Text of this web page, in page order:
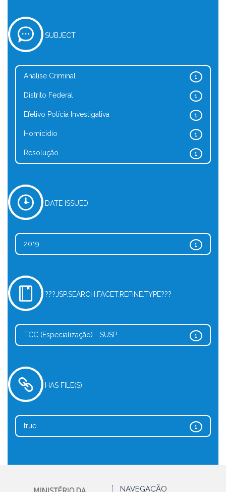
SUBJECT
1
Análise Criminal
1
Distrito Federal
1
Efetivo Polícia Investigativa
1
Homicídio
1
Resolução
DATE ISSUED
1
2019
???JSP.SEARCH.FACET.REFINE.TYPE???
1
TCC (Especialização) - SUSP
HAS FILE(S)
1
true
NAVEGAÇÃO